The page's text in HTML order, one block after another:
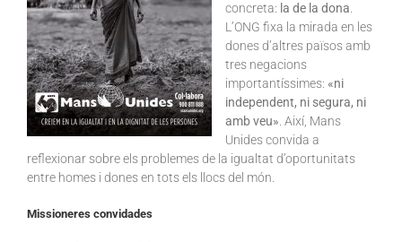
concreta: la de la dona.
L’ONG fixa la mirada en les
dones d’altres països amb
tres negacions
importantíssimes: «ni
independent, ni segura, ni
amb veu». Així, Mans
Unides convida a
reflexionar sobre els problemes de la igualtat d’oportunitats
entre homes i dones en tots els llocs del món.
Missioneres convidades